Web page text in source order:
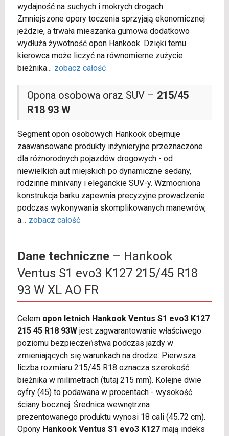
wydajność na suchych i mokrych drogach.
Zmniejszone opory toczenia sprzyjają ekonomicznej
jeździe, a trwała mieszanka gumowa dodatkowo
wydłuża żywotność opon Hankook. Dzięki temu
kierowca może liczyć na równomierne zużycie
bieżnika... zobacz całość
Opona osobowa oraz SUV – 215/45
R18 93 W
Segment opon osobowych Hankook obejmuje
zaawansowane produkty inżynieryjne przeznaczone
dla różnorodnych pojazdów drogowych - od
niewielkich aut miejskich po dynamiczne sedany,
rodzinne minivany i eleganckie SUV-y. Wzmocniona
konstrukcja barku zapewnia precyzyjne prowadzenie
podczas wykonywania skomplikowanych manewrów,
a... zobacz całość
Dane techniczne– Hankook
Ventus S1 evo3 K127 215/45 R18
93 W XL AO FR
Celem opon letnich Hankook Ventus S1 evo3 K127
215 45 R18 93Wjest zagwarantowanie właściwego
poziomu bezpieczeństwa podczas jazdy w
zmieniających się warunkach na drodze. Pierwsza
liczba rozmiaru 215/45 R18 oznacza szerokość
bieżnika w milimetrach (tutaj 215 mm). Kolejne dwie
cyfry (45) to podawana w procentach - wysokość
ściany bocznej. Średnica wewnętrzna
prezentowanego produktu wynosi 18 cali (45.72 cm).
Opony Hankook Ventus S1 evo3 K127mają indeks